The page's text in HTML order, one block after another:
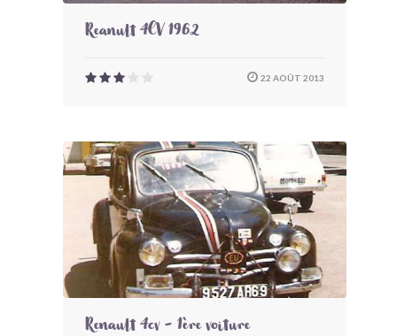
Reanult 4CV 1962
22 AOÛT 2013
Renault 4cv - 1ère voiture